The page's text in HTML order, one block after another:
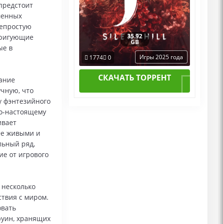
в
что
живыми и
ряд,
от игрового
с миром.
хранящих
35.92
GB
1774 0 Игры 2025 года
СКАЧАТЬ ТОРРЕНТ